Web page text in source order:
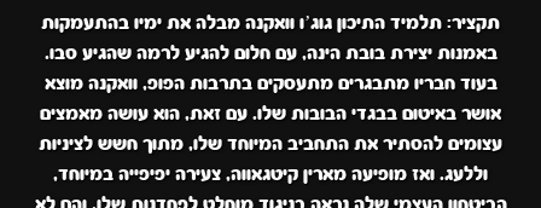
תקציר: תלמיד התיכון גוג’ו וואקנה מבלה את ימיו בהתעמקות
באמנות יצירת בובת הינה, עם חלום להגיע לרמה שהגיע סבו.
בעוד חבריו מתבגרים מתעסקים בתרבות הפופ, וואקנה מוצא
אושר באיטום בבגדי הבובות שלו. עם זאת, הוא עושה מאמצים
עצומים להסתיר את התחביב המיוחד שלו, מתוך חשש לציניות
וללעג. ואז מופיעה מארין קיטגאווה, צעירה יפיפייה במיוחד,